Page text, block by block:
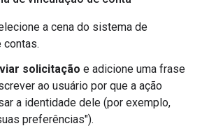
a cena do sistema de
contas.
solicitação e adicione uma frase
ao usuário por que a ação
a identidade dele (por exemplo,
preferências").